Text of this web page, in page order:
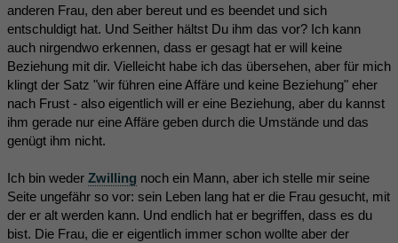
anderen Frau, den aber bereut und es beendet und sich
entschuldigt hat. Und Seither hältst Du ihm das vor? Ich kann
auch nirgendwo erkennen, dass er gesagt hat er will keine
Beziehung mit dir. Vielleicht habe ich das übersehen, aber für mich
klingt der Satz "wir führen eine Affäre und keine Beziehung" eher
nach Frust - also eigentlich will er eine Beziehung, aber du kannst
ihm gerade nur eine Affäre geben durch die Umstände und das
genügt ihm nicht.
Ich bin weder Zwilling noch ein Mann, aber ich stelle mir seine
Seite ungefähr so vor: sein Leben lang hat er die Frau gesucht, mit
der er alt werden kann. Und endlich hat er begriffen, dass es du
bist. Die Frau, die er eigentlich immer schon wollte aber der